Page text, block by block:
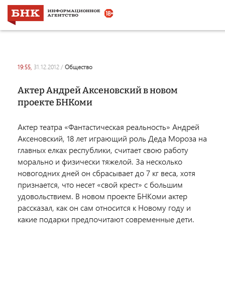
19:55, 31.12.2012 / общество
Актер Андрей Аксеновский в новом
проекте БНКоми
Актер театра «Фантастическая реальность» Андрей
Аксеновский, 18 лет играющий роль Деда Мороза на
главных елках республики, считает свою работу
морально и физически тяжелой. За несколько
новогодних дней он сбрасывает до 7 кг веса, хотя
признается, что несет «свой крест» с большим
удовольствием. В новом проекте БНКоми актер
рассказал, как он сам относится к Новому году и
какие подарки предпочитают современные дети.